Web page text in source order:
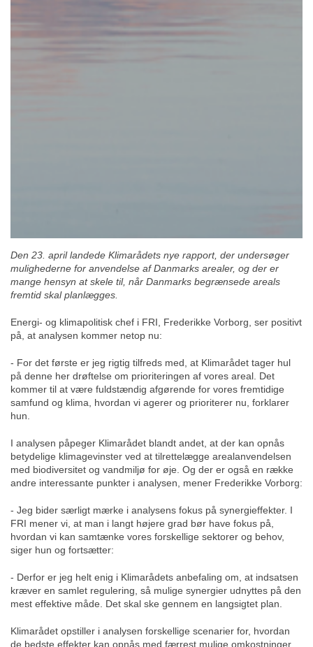
Den 23. april landede Klimarådets nye rapport, der undersøger
mulighederne for anvendelse af Danmarks arealer, og der er
mange hensyn at skele til, når Danmarks begrænsede areals
fremtid skal planlægges.
Energi- og klimapolitisk chef i FRI, Frederikke Vorborg, ser positivt
på, at analysen kommer netop nu:
- For det første er jeg rigtig tilfreds med, at Klimarådet tager hul
på denne her drøftelse om prioriteringen af vores areal. Det
kommer til at være fuldstændig afgørende for vores fremtidige
samfund og klima, hvordan vi agerer og prioriterer nu, forklarer
hun.
I analysen påpeger Klimarådet blandt andet, at der kan opnås
betydelige klimagevinster ved at tilrettelægge arealanvendelsen
med biodiversitet og vandmiljø for øje. Og der er også en række
andre interessante punkter i analysen, mener Frederikke Vorborg:
- Jeg bider særligt mærke i analysens fokus på synergieffekter. I
FRI mener vi, at man i langt højere grad bør have fokus på,
hvordan vi kan samtænke vores forskellige sektorer og behov,
siger hun og fortsætter:
- Derfor er jeg helt enig i Klimarådets anbefaling om, at indsatsen
kræver en samlet regulering, så mulige synergier udnyttes på den
mest effektive måde. Det skal ske gennem en langsigtet plan.
Klimarådet opstiller i analysen forskellige scenarier for, hvordan
de bedste effekter kan opnås med færrest mulige omkostninger.